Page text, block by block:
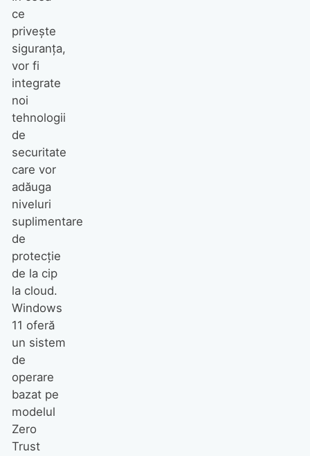
ce
privește
siguranța,
vor fi
integrate
noi
tehnologii
de
securitate
care vor
adăuga
niveluri
suplimentare
de
protecție
de la cip
la cloud.
Windows
11 oferă
un sistem
de
operare
bazat pe
modelul
Zero
Trust